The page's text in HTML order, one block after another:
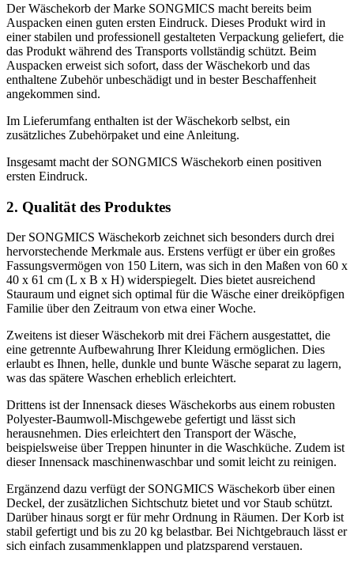
Der Wäschekorb der Marke SONGMICS macht bereits beim
Auspacken einen guten ersten Eindruck. Dieses Produkt wird in
einer stabilen und professionell gestalteten Verpackung geliefert, die
das Produkt während des Transports vollständig schützt. Beim
Auspacken erweist sich sofort, dass der Wäschekorb und das
enthaltene Zubehör unbeschädigt und in bester Beschaffenheit
angekommen sind.
Im Lieferumfang enthalten ist der Wäschekorb selbst, ein
zusätzliches Zubehörpaket und eine Anleitung.
Insgesamt macht der SONGMICS Wäschekorb einen positiven
ersten Eindruck.
2. Qualität des Produktes
Der SONGMICS Wäschekorb zeichnet sich besonders durch drei
hervorstechende Merkmale aus. Erstens verfügt er über ein großes
Fassungsvermögen von 150 Litern, was sich in den Maßen von 60 x
40 x 61 cm (L x B x H) widerspiegelt. Dies bietet ausreichend
Stauraum und eignet sich optimal für die Wäsche einer dreiköpfigen
Familie über den Zeitraum von etwa einer Woche.
Zweitens ist dieser Wäschekorb mit drei Fächern ausgestattet, die
eine getrennte Aufbewahrung Ihrer Kleidung ermöglichen. Dies
erlaubt es Ihnen, helle, dunkle und bunte Wäsche separat zu lagern,
was das spätere Waschen erheblich erleichtert.
Drittens ist der Innensack dieses Wäschekorbs aus einem robusten
Polyester-Baumwoll-Mischgewebe gefertigt und lässt sich
herausnehmen. Dies erleichtert den Transport der Wäsche,
beispielsweise über Treppen hinunter in die Waschküche. Zudem ist
dieser Innensack maschinenwaschbar und somit leicht zu reinigen.
Ergänzend dazu verfügt der SONGMICS Wäschekorb über einen
Deckel, der zusätzlichen Sichtschutz bietet und vor Staub schützt.
Darüber hinaus sorgt er für mehr Ordnung in Räumen. Der Korb ist
stabil gefertigt und bis zu 20 kg belastbar. Bei Nichtgebrauch lässt er
sich einfach zusammenklappen und platzsparend verstauen.